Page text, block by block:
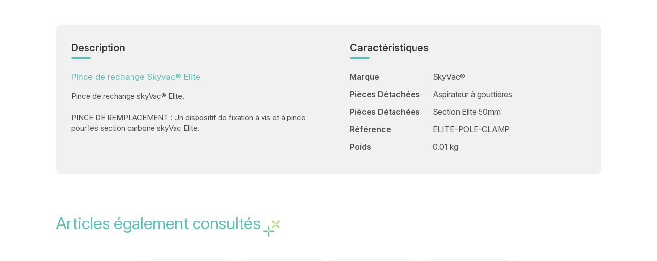
Description
Pince de rechange Skyvac® Elite
Pince de rechange skyVac® Elite.
PINCE DE REMPLACEMENT : Un dispositif de fixation à vis et à pince
pour les section carbone skyVac Elite.
Caractéristiques
Marque
SkyVac®
Pièces Détachées
Aspirateur à gouttières
Pièces Détachées
Section Elite 50mm
Référence
ELITE-POLE-CLAMP
Poids
0.01 kg
Articles également consultés